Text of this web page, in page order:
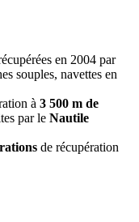
en 2004 par
souples, navettes en
à 3 500 m de
par le Nautile
de récupération